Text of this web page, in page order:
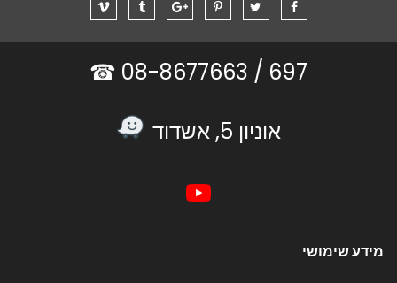
697 /
אוניון 5, אשדוד
מידע שימושי